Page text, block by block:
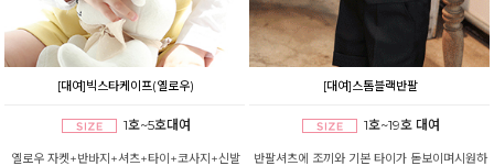
[대여]빅스타케이프(옐로우)
1호~5호대여
옐로우 자켓+반바지+셔츠+타이+코사지+신발
[대여]스톰블랙반팔
1호~19호 대여
반팔셔츠에 조끼와 기본 타이가 돋보이며시원하